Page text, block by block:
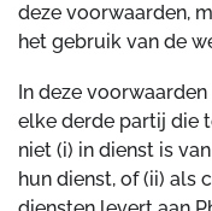
deze voorwaarden,
het gebruik van de
In deze
elke derde partij die
niet (i) in dienst is
hun dienst, of (ii) als